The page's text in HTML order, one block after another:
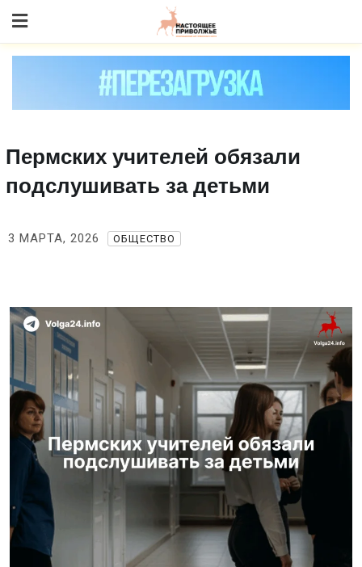
to content
Пермских учителей обязали
подслушивать за детьми
3 МАРТА, 2026 ОБЩЕСТВО